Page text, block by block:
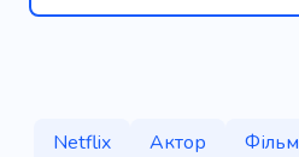
Netflix Актор Фільм